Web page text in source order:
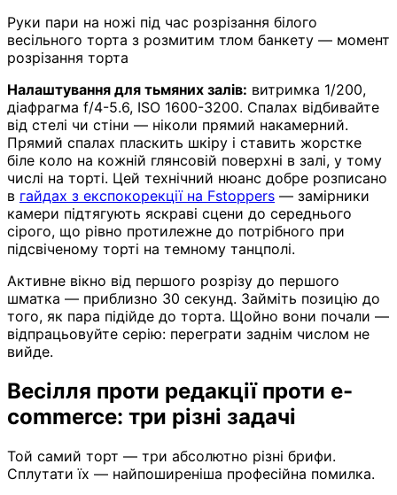
Руки пари на ножі під час розрізання білого
весільного торта з розмитим тлом банкету — момент
розрізання торта
Налаштування для тьмяних залів: витримка 1/200,
діафрагма f/4-5.6, ISO 1600-3200. Спалах відбивайте
від стелі чи стіни — ніколи прямий накамерний.
Прямий спалах пласкить шкіру і ставить жорстке
біле коло на кожній глянсовій поверхні в залі, у тому
числі на торті. Цей технічний нюанс добре розписано
в гайдах з експокорекції на Fstoppers — замірники
камери підтягують яскраві сцени до середнього
сірого, що рівно протилежне до потрібного при
підсвіченому торті на темному танцполі.
Активне вікно від першого розрізу до першого
шматка — приблизно 30 секунд. Займіть позицію до
того, як пара підійде до торта. Щойно вони почали —
відпрацьовуйте серію: переграти заднім числом не
вийде.
Весілля проти редакції проти e-
commerce: три різні задачі
Той самий торт — три абсолютно різні брифи.
Сплутати їх — найпоширеніша професійна помилка.